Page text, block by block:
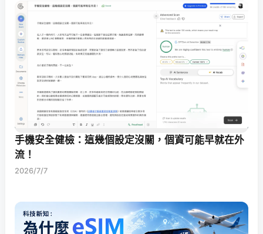
手機安全健檢：這幾個設定沒關，個資可能早就在外
流！
2026/7/7